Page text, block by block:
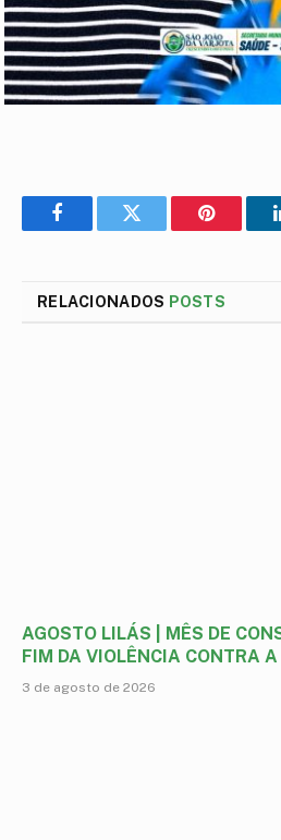
FacebookTwitter Pinterest
RELACIONADOS POSTS
AGOSTO LILÁS | MÊS DE
FIM DA VIOLÊNCIA CONTRA A
3 de agosto de 2026